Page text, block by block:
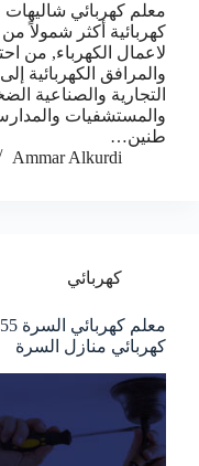
معلم كهربائي
كهربائية أكثر شمولاً
لاعمال الكهرباء, من
والمرافق الكهربائية
التجارية والصناعية
والمستشفيات
طنين…
Ammar Alkurdi
كهربائي
كهربائي منازل السرة